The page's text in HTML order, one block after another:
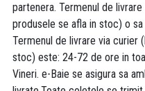
partenera. Termenul de
produsele se afla in stoc) o
Termenul de livrare via curier
stoc) este: 24-72 de ore in
Vineri. e-Baie se asigura sa